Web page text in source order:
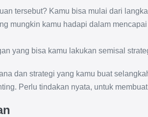
tersebut? Kamu bisa mulai dari
mungkin kamu hadapi dalam
yang bisa kamu lakukan semisal
dan strategi yang kamu buat
Perlu tindakan nyata, untuk